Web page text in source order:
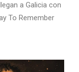
a Galicia con
To Remember